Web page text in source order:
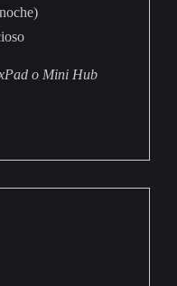
o Mini Hub